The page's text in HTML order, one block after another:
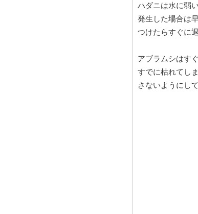
ハダニは水に弱
発生した場合は
つけたらすぐに
アブラムシはす
すでに枯れてし
さないようにし